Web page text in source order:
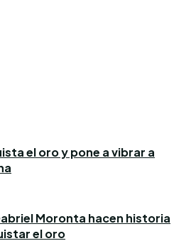
el oro y pone a vibrar a
Moronta hacen historia
el oro